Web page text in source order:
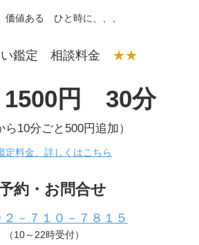
値ある ひと時に、、、
鑑定 相談料金 ★★
円 30分
ら10分ごと500円追加）
定料金、詳しくはこちら
約・お問合せ
２－７１０－７８１５
（10～22時受付）